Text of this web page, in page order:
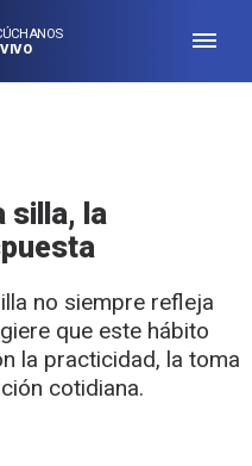
silla, la
no siempre refleja
que este hábito
la practicidad, la toma
cotidiana.